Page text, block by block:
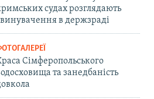
судах розглядають
в держзраді
Сімферопольського
та занедбаність